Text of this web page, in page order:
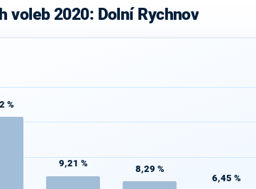
voleb 2020: Dolní Rychnov
%
9,21 %
8,29 %
6,45 %